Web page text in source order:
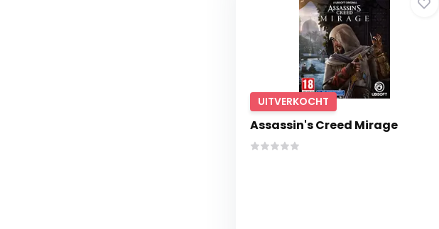
UITVERKOCHT
Assassin's Creed Mirage